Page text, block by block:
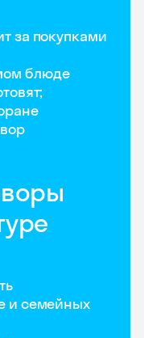
за покупками
блюде
и семейных